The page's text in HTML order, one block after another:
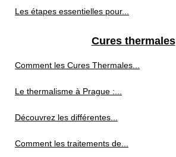
Les étapes essentielles pour...
Cures thermales
Comment les Cures Thermales...
Le thermalisme à Prague :...
Découvrez les différentes...
Comment les traitements de...